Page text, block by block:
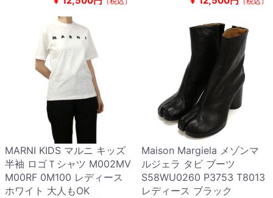
MARNI KIDS マルニ キッズ
半袖 ロゴＴシャツ M002MV
M00RF 0M100 レディース
ホワイト 大人もOK
Maison Margiela メゾンマ
ルジェラ タビ ブーツ
S58WU0260 P3753 T8013
レディース ブラック